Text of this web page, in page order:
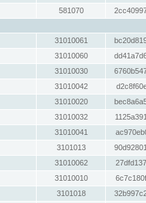
581070
31010061
31010060
31010030
31010042
31010020
31010032
31010041
3101013
31010062
31010010
3101018